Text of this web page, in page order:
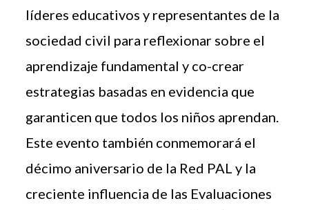
líderes educativos y representantes de la
sociedad civil para reflexionar sobre el
aprendizaje fundamental y co-crear
estrategias basadas en evidencia que
garanticen que todos los niños aprendan.
Este evento también conmemorará el
décimo aniversario de la Red PAL y la
creciente influencia de las Evaluaciones